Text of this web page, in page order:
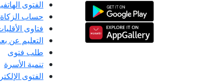
الفتوى
حساب الزكاة
فتاوى
التعليم عن
طلب فتوى
تنمية الأسرة
الفتوى